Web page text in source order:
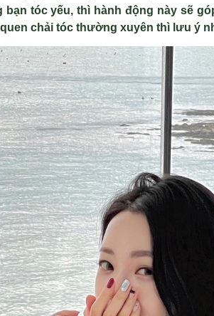
tóc yếu, thì hành động này sẽ
chải tóc thường xuyên thì lưu ý